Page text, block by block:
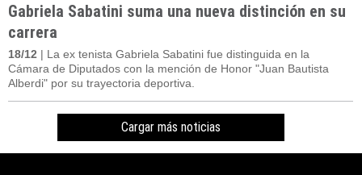
Gabriela Sabatini suma una nueva distinción en su
carrera
18/12 | La ex tenista Gabriela Sabatini fue distinguida en la
Cámara de Diputados con la mención de Honor "Juan Bautista
Alberdi" por su trayectoria deportiva.
Cargar más noticias